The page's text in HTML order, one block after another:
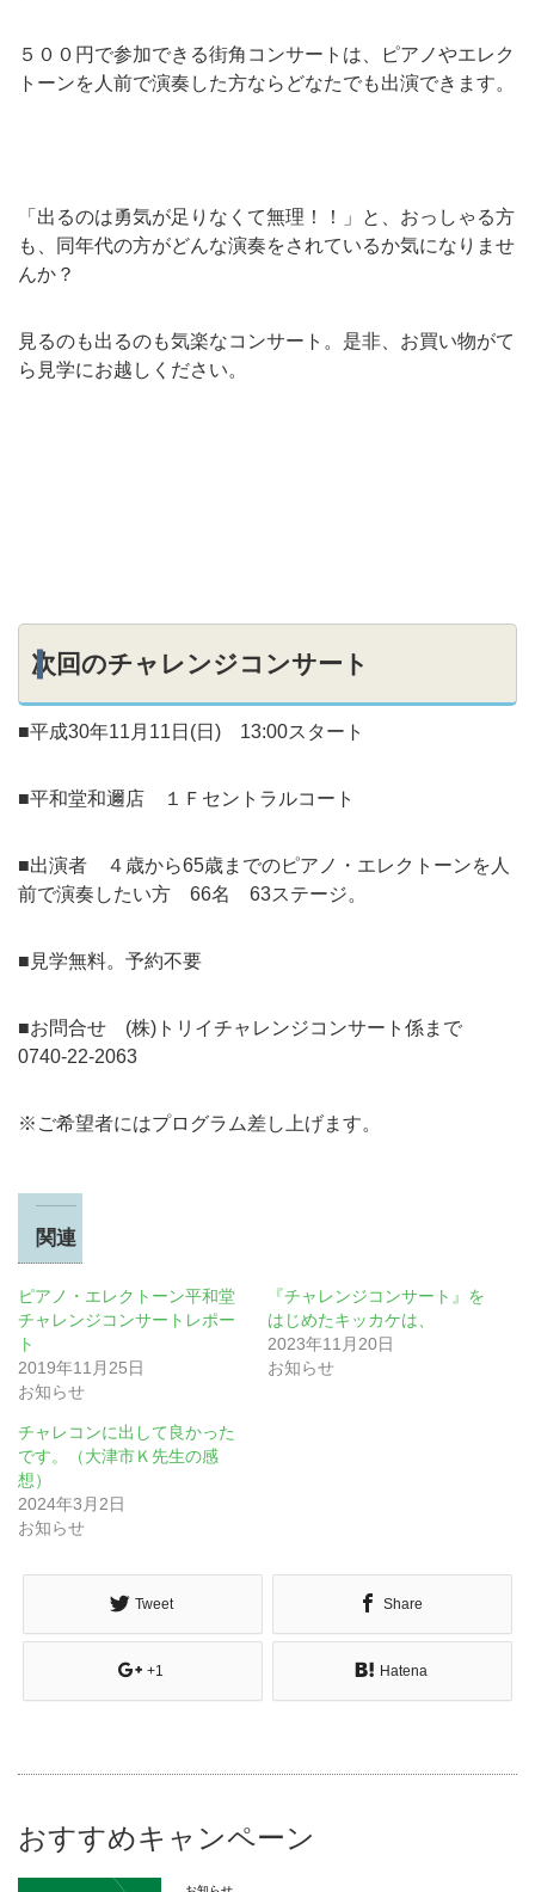
５００円で参加できる街角コンサートは、ピアノやエレク
トーンを人前で演奏した方ならどなたでも出演できます。
「出るのは勇気が足りなくて無理！！」と、おっしゃる方
も、同年代の方がどんな演奏をされているか気になりませ
んか？
見るのも出るのも気楽なコンサート。是非、お買い物がて
ら見学にお越しください。
次回のチャレンジコンサート
■平成30年11月11日(日) 13:00スタート
■平和堂和邇店 １Ｆセントラルコート
■出演者 ４歳から65歳までのピアノ・エレクトーンを人
前で演奏したい方 66名 63ステージ。
■見学無料。予約不要
■お問合せ (株)トリイチャレンジコンサート係まで
0740-22-2063
※ご希望者にはプログラム差し上げます。
関連
ピアノ・エレクトーン平和堂
チャレンジコンサートレポー
ト
2019年11月25日
お知らせ
『チャレンジコンサート』を
はじめたキッカケは、
2023年11月20日
お知らせ
チャレコンに出して良かった
です。（大津市Ｋ先生の感
想）
2024年3月2日
お知らせ
Tweet Share
+1 Hatena
おすすめキャンペーン